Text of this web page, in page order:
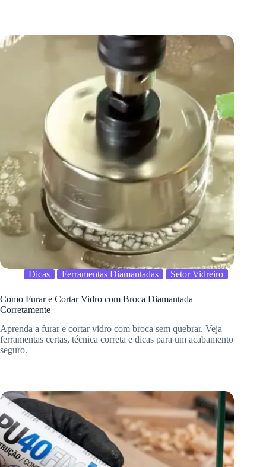
Dicas Ferramentas Diamantadas Setor Vidreiro
Como Furar e Cortar Vidro com Broca Diamantada
Corretamente
Aprenda a furar e cortar vidro com broca sem quebrar. Veja
ferramentas certas, técnica correta e dicas para um acabamento
seguro.